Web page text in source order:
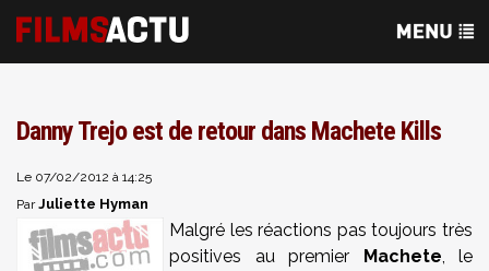
Danny Trejo est de retour dans Machete Kills
Le 07/02/2012 à 14:25
ParJuliette Hyman
Malgré les réactions pas toujours très
positives au premier Machete, le